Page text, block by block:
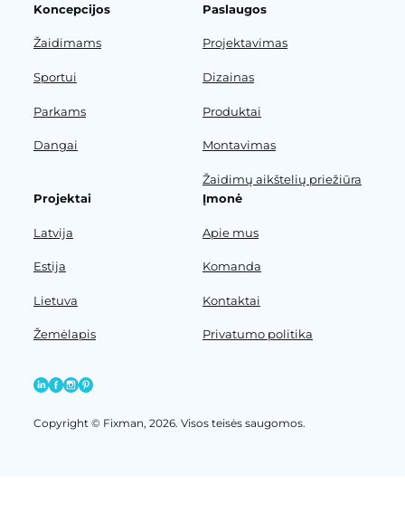
Koncepcijos
Žaidimams
Sportui
Parkams
Dangai
Paslaugos
Projektavimas
Dizainas
Produktai
Montavimas
Žaidimų aikštelių priežiūra
Projektai
Latvija
Estija
Lietuva
Žemėlapis
Įmonė
Apie mus
Komanda
Kontaktai
Privatumo politika
Copyright © Fixman, 2026. Visos teisės saugomos.